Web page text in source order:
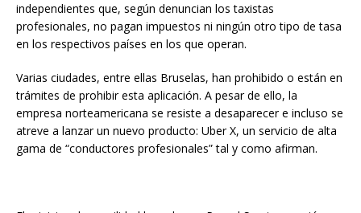
independientes que, según denuncian los taxistas
profesionales, no pagan impuestos ni ningún otro tipo de tasa
en los respectivos países en los que operan.
Varias ciudades, entre ellas Bruselas, han prohibido o están en
trámites de prohibir esta aplicación. A pesar de ello, la
empresa norteamericana se resiste a desaparecer e incluso se
atreve a lanzar un nuevo producto: Uber X, un servicio de alta
gama de “conductores profesionales” tal y como afirman.